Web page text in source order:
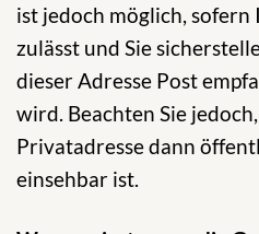
ist jedoch möglich, sofern
zulässt und Sie
dieser Adresse Post
wird. Beachten Sie
Privatadresse dann
einsehbar ist.